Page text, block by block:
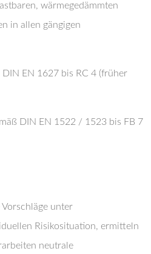
wärmegedämmten
in allen gängigen
DIN EN 1627 bis RC 4 (früher
DIN EN 1522 / 1523 bis FB 7
unter
Risikosituation, ermitteln
neutrale